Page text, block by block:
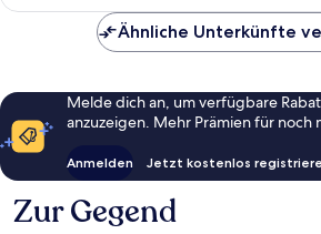
Ähnliche Unterkünfte
Melde dich an, um verfügbare
anzuzeigen. Mehr Prämien für noch
Anmelden Jetzt kostenlos
Zur Gegend